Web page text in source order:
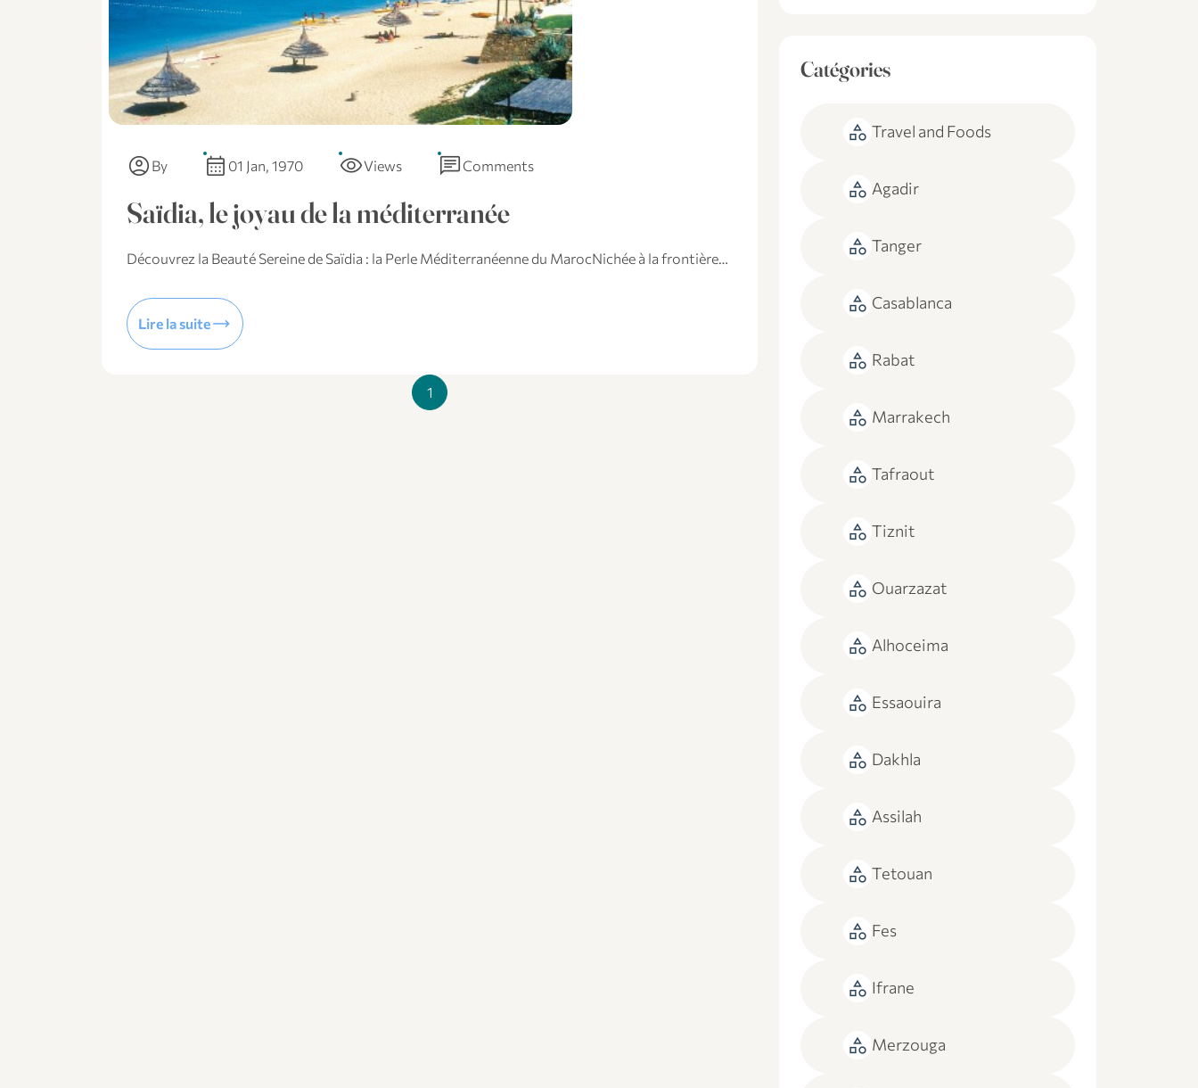
account_circle By calendar_month 01 Jan, 1970 visibilityViews chat Comments
Saïdia, le joyau de la méditerranée
Découvrez la Beauté Sereine de Saïdia : la Perle Méditerranéenne du MarocNichée à la frontière…
Lire la suitetrending_flat
1
Catégories
category Travel and Foods
category Agadir
category Tanger
category Casablanca
category Rabat
category Marrakech
category Tafraout
category Tiznit
category Ouarzazat
category Alhoceima
category Essaouira
category Dakhla
category Assilah
category Tetouan
category Fes
category Ifrane
category Merzouga